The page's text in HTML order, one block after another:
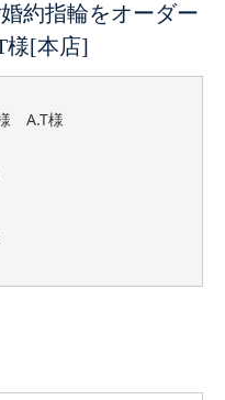
約指輪をオーダー
[本店]
A.T様